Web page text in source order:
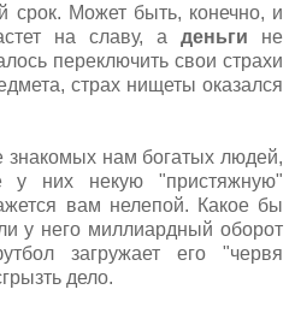
срок. Может быть, конечно, и
на славу, а деньги не
переключить свои страхи
страх нищеты оказался
знакомых нам богатых людей,
у них некую "пристяжную"
вам нелепой. Какое бы
у него миллиардный оборот
загружает его "червя
дело.